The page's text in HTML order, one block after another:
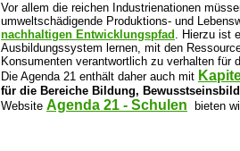
Vor allem die reichen Industrienationen
umweltschädigende Produktions- und
nachhaltigen Entwicklungspfad . Hierzu ist
Ausbildungssystem lernen, mit den
Konsumenten verantwortlich zu verhalten für
Die Agenda 21 enthält daher auch mit
für die Bereiche Bildung,
Website Agenda 21 - Schulen bieten